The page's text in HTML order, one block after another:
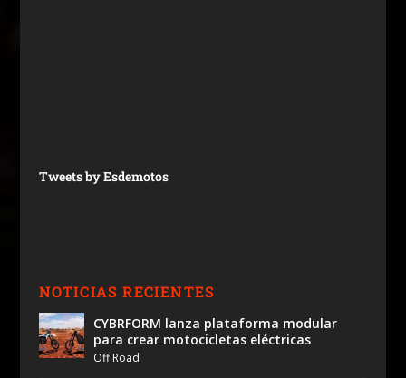
Tweets by Esdemotos
NOTICIAS RECIENTES
CYBRFORM lanza plataforma modular
para crear motocicletas eléctricas
Off Road